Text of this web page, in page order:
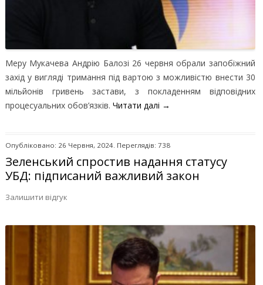
Меру Мукачева Андрію Балозі 26 червня обрали запобіжний
захід у вигляді тримання під вартою з можливістю внести 30
мільйонів гривень застави, з покладенням відповідних
процесуальних обов’язків. Читати далі →
Опубліковано: 26 Червня, 2024. Переглядів: 738
Зеленський спростив надання статусу
УБД: підписаний важливий закон
Залишити відгук